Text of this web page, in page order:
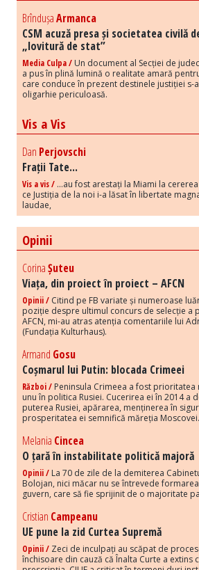
BrîndușaArmanca
CSM acuză presa și societatea civilă
„lovitură de stat”
Media Culpa / Un document al Secției de
a pus în plină lumină o realitate amară
care conduce în prezent destinele justiției
oligarhie periculoasă.
Vis a Vis
Dan Perjovschi
Frații Tate...
Vis a vis / ...au fost arestați la Miami la
ce Justiția de la noi i-a lăsat în libertate
laudae,
Opinii
CorinaȘuteu
Viața, din proiect în proiect – AFCN
Opinii / Citind pe FB variate și numeroase
poziție despre ultimul concurs de selecție a
AFCN, mi-au atras atenția comentariile lui
(Fundația Kulturhaus).
Armand Gosu
Coșmarul lui Putin: blocada Crimeei
Război / Peninsula Crimeea a fost prioritatea
unu în politica Rusiei. Cucerirea ei în 2014 a
puterea Rusiei, apărarea, menținerea în
prosperitatea ei semnifică măreția Moscovei.
Melania Cincea
O țară în instabilitate politică majoră
Opinii / La 70 de zile de la demiterea
Bolojan, nici măcar nu se întrevede
guvern, care să fie sprijinit de o majoritate
Cristian Campeanu
UE pune la zid Curtea Supremă
Opinii / Zeci de inculpați au scăpat de
închisoare din cauză că Înalta Curte a extins